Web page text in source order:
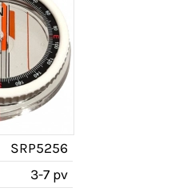
SRP5256
3-7 pv